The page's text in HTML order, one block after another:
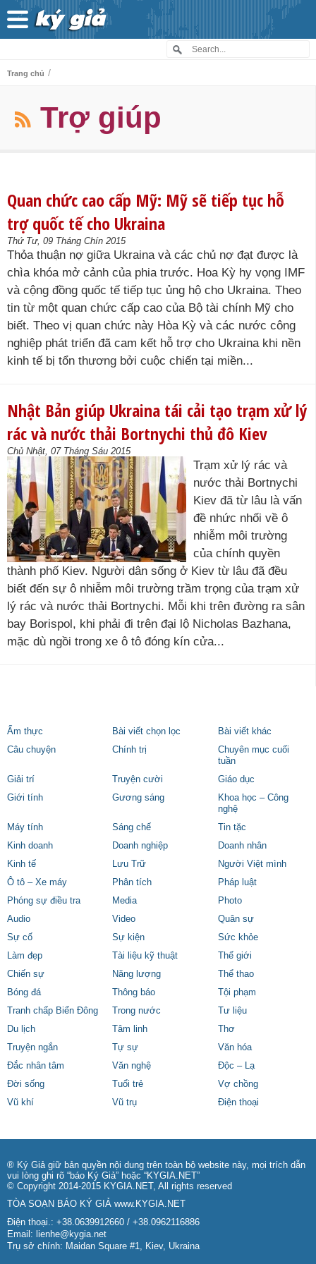
Trang chủ /
Trợ giúp
Quan chức cao cấp Mỹ: Mỹ sẽ tiếp tục hỗ
trợ quốc tế cho Ukraina
Thứ Tư, 09 Tháng Chín 2015
Thỏa thuận nợ giữa Ukraina và các chủ nợ đạt được là
chìa khóa mở cảnh của phia trước. Hoa Kỳ hy vọng IMF
và cộng đồng quốc tế tiếp tục ủng hộ cho Ukraina. Theo
tin từ một quan chức cấp cao của Bộ tài chính Mỹ cho
biết. Theo vị quan chức này Hòa Kỳ và các nước công
nghiệp phát triển đã cam kết hỗ trợ cho Ukraina khi nền
kinh tế bị tổn thương bởi cuộc chiến tại miền...
Nhật Bản giúp Ukraina tái cải tạo trạm xử lý
rác và nước thải Bortnychi thủ đô Kiev
Chủ Nhật, 07 Tháng Sáu 2015
Trạm xử lý rác và
nước thải Bortnychi
Kiev đã từ lâu là vấn
đề nhức nhối về ô
nhiễm môi trường
của chính quyền
thành phố Kiev. Người dân sống ở Kiev từ lâu đã đều
biết đến sự ô nhiễm môi trường trầm trọng của trạm xử
lý rác và nước thải Bortnychi. Mỗi khi trên đường ra sân
bay Borispol, khi phải đi trên đại lộ Nicholas Bazhana,
mặc dù ngồi trong xe ô tô đóng kín cửa...
Ẩm thực Bài viết chọn lọc
Bài viết khác
Câu chuyện
Chính trị
Chuyên mục cuối
tuần
Giải trí
Truyện cười
Giáo dục
Giới tính
Gương sáng
Khoa học – Công
nghệ
Máy tính
Sáng chế
Tin tặc
Kinh doanh
Doanh nghiệp
Doanh nhân
Kinh tế
Lưu Trữ
Người Việt mình
Ô tô – Xe máy
Phân tích
Pháp luật
Phóng sự điều tra
Media
Photo
Audio
Video
Quân sự
Sự cố
Sự kiện
Sức khỏe
Làm đẹp
Tài liệu kỹ thuật
Thế giới
Chiến sự
Năng lượng
Thể thao
Bóng đá
Thông báo
Tội phạm
Tranh chấp Biển Đông
Trong nước
Tư liệu
Du lịch
Tâm linh
Thơ
Truyện ngắn
Tự sự
Văn hóa
Đắc nhân tâm
Văn nghệ
Độc – Lạ
Đời sống
Tuổi trẻ
Vợ chồng
Vũ khí
Vũ trụ Điện thoại
® Ký Giả giữ bản quyền nội dung trên toàn bộ website này, mọi trích dẫn
vui lòng ghi rõ “báo Ký Giả” hoặc “KYGIA.NET”
© Copyright 2014-2015 KYGIA.NET, All rights reserved
TÒA SOẠN BÁO KÝ GIẢ www.KYGIA.NET
Điện thoại.: +38.0639912660 / +38.0962116886
Email: lienhe@kygia.net
Trụ sở chính: Maidan Square #1, Kiev, Ukraina